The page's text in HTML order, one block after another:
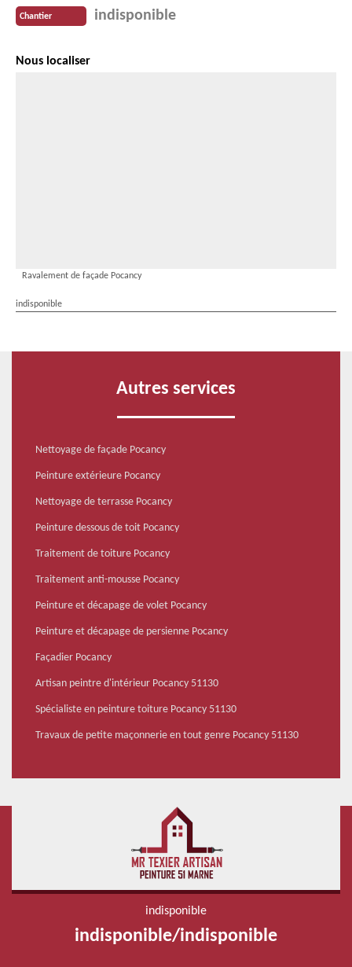
Chantier indisponible
Nous localiser
Ravalement de façade Pocancy
indisponible
Autres services
Nettoyage de façade Pocancy
Peinture extérieure Pocancy
Nettoyage de terrasse Pocancy
Peinture dessous de toit Pocancy
Traitement de toiture Pocancy
Traitement anti-mousse Pocancy
Peinture et décapage de volet Pocancy
Peinture et décapage de persienne Pocancy
Façadier Pocancy
Artisan peintre d'intérieur Pocancy 51130
Spécialiste en peinture toiture Pocancy 51130
Travaux de petite maçonnerie en tout genre Pocancy 51130
indisponible
indisponible/indisponible